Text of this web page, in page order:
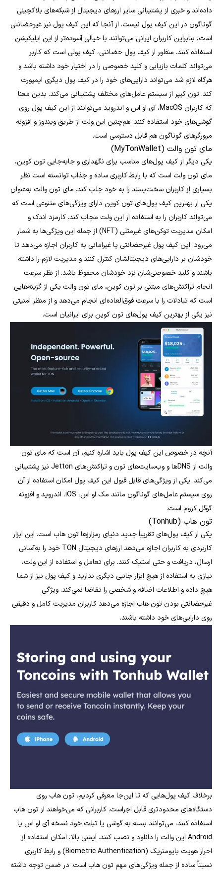
داده‌اند و خبری از پشتیبانی سایر ارزهای دیجیتال از شبکه‌های بلاکچینی
گوناگون در این کیف پول نیست. از آنجا که این کیف پول نیز غیرحضانتی
است، بنابراین کاربران ایرانی می‌توانند با خیالی آسوده‌تر از این اپلیکیشن
استفاده کنند. منظور از کیف پول حضانتی، کیف پولی است که کاربر
می‌تواند کلمات بازیابی و کلید خصوصی را در اختیار خود داشته باشد و
هرگاه لازم شد می‌تواند دارایی‌های خود را در کیف پول دیگری ایمپورت
کند. تون کیپر از سیستم عامل‌های مختلف پشتیبانی می‌کند. بدین معنا
که کاربران MacOS، آی او اس و اندروید می‌توانند از این کیف پول روی
گوشی‌های خود استفاده کنند. هم‌چنین این ولت از طریق ویندوز و افزونه
مرورگرهای گوناگون هم قابل دسترسی است.
مای تون والت (MyTonWallet)
یکی دیگر از کیف‌ پول‌های مناسب برای نگهداری و جابه‌جایی تون کوین‌،
مای تون ولت است که با رابط کاربری ساده و جذاب توانسته است نظر
بسیاری از کاربران سخت‌‌پسند را به خود جلب کند. مای تون والت به‌عنوان
یکی از بهترین کیف پول‌های تون کوین دارای ویژگی‌های متنوعی است که
می‌تواند کاربران را به استفاده از این ولت مجاب کند. کارمزد اندک و
امکان مدیریت توکن‌های غیرمثلی (NFT) از جمله این ویژگی‌ها به شمار
می‌رود. این کیف پول غیرحضانتی یا غیرامانی به کاربران اجازه می‌دهد تا
خودشان بر دارایی‌های دیجیتالشان کنترل کنند و مدیریت لازم را داشته
باشند و کلید خصوصی‌شان نزد خودشان محفوظ باشد. از نظر سرعت
انجام تراکنش‌های مبتنی بر تون کوین، مای تون والت یکی از گزینه‌هایی
است که تبادلات را با سرعت فوق‌العاده‌ای انجام می‌دهد و از منظر امنیتی
نیز یکی از بهترین کیف پول‌های تون کوین برای ایرانیان است.
آنچه در خصوص این کیف پول باید اشاره کنیم، آن است که مای تون
والت از DNSها و وب‌سایت‌های تون و تراکنش‌های Jetton نیز پشتیبانی
می‌کند. یکی از ویژگی‌های قابل قبول این کیف پول امکان استفاده از آن
روی سیستم عامل‌های گوناگون مانند مک او اس، iOS، اندروید و افزونه
گوگل کروم است.
تون هاب (Tonhub)
یکی از کیف پول‌های تقریباً جدید دنیای رمزارزها تون هاب است. این ابزار
کاربردی به کاربران اجازه می‌دهد ارزهای دیجیتال TON خود را به‌آسانی
ارسال، دریافت و حتی استیک کنند. برای تعامل و استفاده از این ولت،
نیازی به استفاده از هیچ ابزار جانبی دیگری ندارید و کیف پول نیز از شما
هیچ داده و اطلاعات اضافه و شخصی را تقاضا نمی‌کند. ویژگی
غیرحضانتی بودن تون هاب اجازه می‌دهد کاربران مدیریت کامل و دقیقی
روی دارایی‌های خود داشته باشند.
برخلاف کیف پول‌هایی که تا این‌جا معرفی کردیم، تون هاب روی
دستگاه‌های محدود‌تری قابل اجراست. کاربرانی که می‌خواهند از تون هاب
استفاده کنند، می‌توانند بسته به گوشی یا تبلت خود نسخه آی او اس یا
Android این والت را دانلود و نصب کنند. ایمنی بالا، امکان استفاده از
احراز هویت بایومتریک‌ (Biometric Authentication) و رابط کاربری
نسبتاً ساده از جمله ویژگی‌های مهم تون هاب است. در ضمن توجه داشته